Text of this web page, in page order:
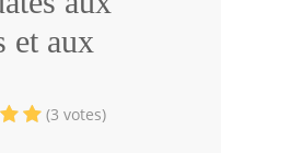
Orientales
et aux
(3 votes)